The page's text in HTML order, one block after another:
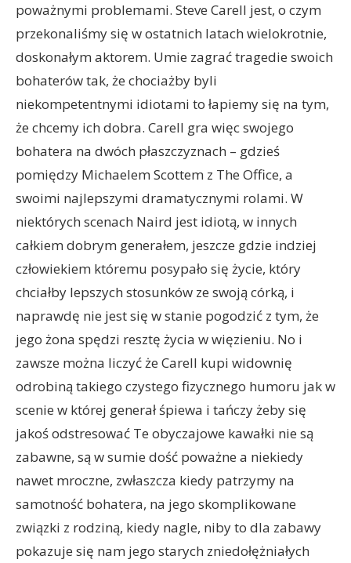
poważnymi problemami. Steve Carell jest, o czym
przekonaliśmy się w ostatnich latach wielokrotnie,
doskonałym aktorem. Umie zagrać tragedie swoich
bohaterów tak, że chociażby byli
niekompetentnymi idiotami to łapiemy się na tym,
że chcemy ich dobra. Carell gra więc swojego
bohatera na dwóch płaszczyznach – gdzieś
pomiędzy Michaelem Scottem z The Office, a
swoimi najlepszymi dramatycznymi rolami. W
niektórych scenach Naird jest idiotą, w innych
całkiem dobrym generałem, jeszcze gdzie indziej
człowiekiem któremu posypało się życie, który
chciałby lepszych stosunków ze swoją córką, i
naprawdę nie jest się w stanie pogodzić z tym, że
jego żona spędzi resztę życia w więzieniu. No i
zawsze można liczyć że Carell kupi widownię
odrobiną takiego czystego fizycznego humoru jak w
scenie w której generał śpiewa i tańczy żeby się
jakoś odstresować Te obyczajowe kawałki nie są
zabawne, są w sumie dość poważne a niekiedy
nawet mroczne, zwłaszcza kiedy patrzymy na
samotność bohatera, na jego skomplikowane
związki z rodziną, kiedy nagle, niby to dla zabawy
pokazuje się nam jego starych zniedołężniałych